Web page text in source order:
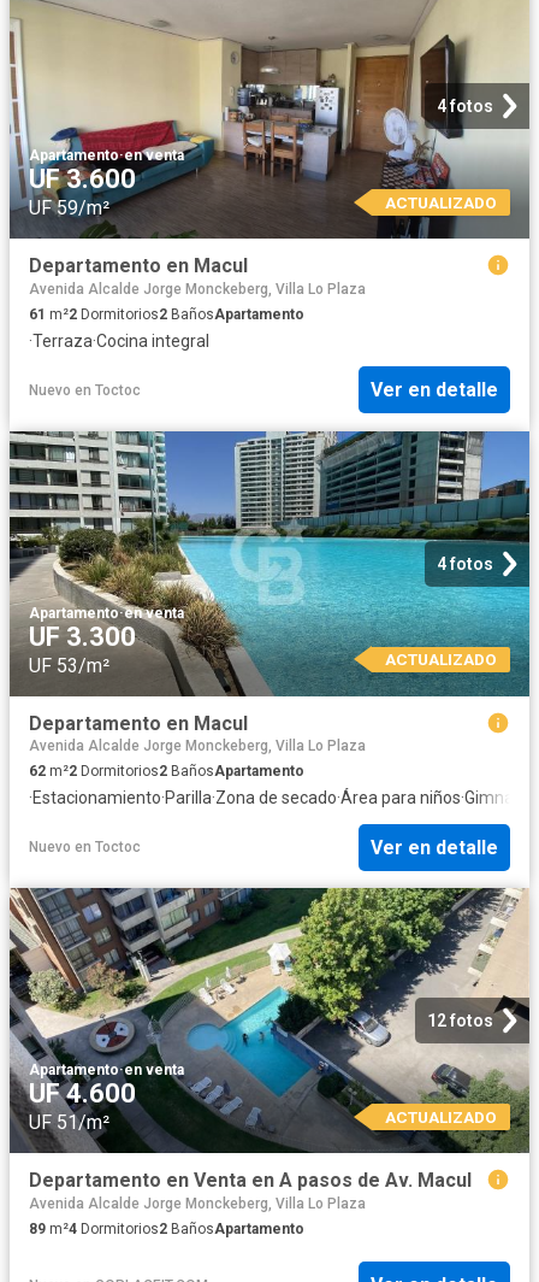
4 fotos
Apartamento·en venta
UF 3.600
UF 59/m² ACTUALIZADO
Departamento en Macul
Avenida Alcalde Jorge Monckeberg, Villa Lo Plaza
61 m²2 Dormitorios2 BañosApartamento
·Terraza·Cocina integral
Nuevo en Toctoc Ver en detalle
4 fotos
Apartamento·en venta
UF 3.300
UF 53/m² ACTUALIZADO
Departamento en Macul
Avenida Alcalde Jorge Monckeberg, Villa Lo Plaza
62 m²2 Dormitorios2 BañosApartamento
·Estacionamiento·Parilla·Zona de secado·Área para niños·Gimnasio
Nuevo en Toctoc Ver en detalle
12 fotos
Apartamento·en venta
UF 4.600
UF 51/m² ACTUALIZADO
Departamento en Venta en A pasos de Av. Macul
Avenida Alcalde Jorge Monckeberg, Villa Lo Plaza
89 m²4 Dormitorios2 BañosApartamento